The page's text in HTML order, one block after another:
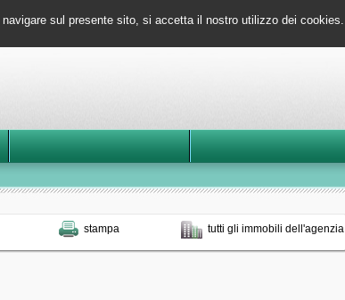
sul presente sito, si accetta il nostro utilizzo dei cookies.
stampa tutti gli immobili dell'agenzia